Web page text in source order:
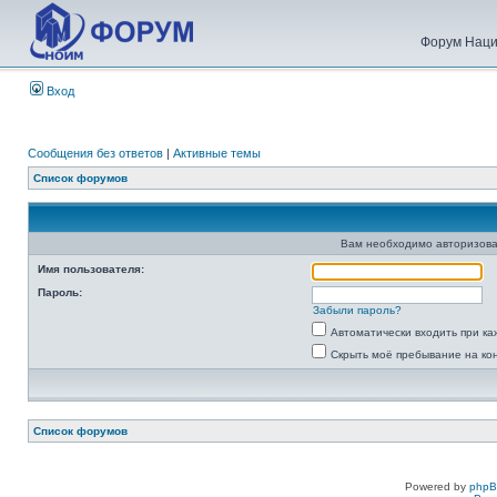
Форум
Вход
Сообщения без ответов | Активные темы
Список форумов
Вам необходимо
Имя пользователя:
Пароль:
Забыли пароль?
Автоматически входить при
Скрыть моё пребывание на
Список форумов
Powered by